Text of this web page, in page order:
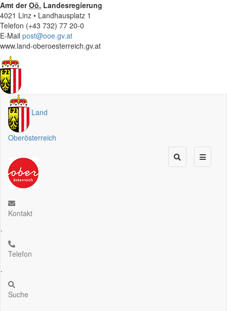
Amt derOö. Landesregierung
4021 Linz • Landhausplatz 1
Telefon (+43 732) 77 20-0
E-Mail post@ooe.gv.at
www.land-oberoesterreich.gv.at
Land
Oberösterreich
Kontakt
.
Telefon
.
Suche